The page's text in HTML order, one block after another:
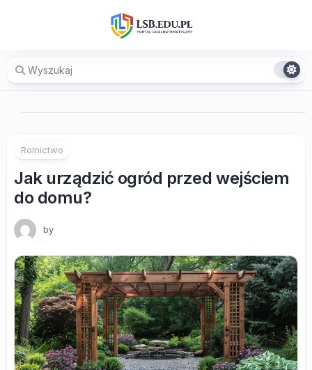
Rolnictwo
Jak urządzić ogród przed wejściem
do domu?
by